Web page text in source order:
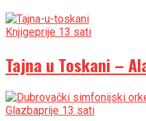
Knjigeprije 13 sati
Tajna u Toskani –
Glazbaprije 13 sati